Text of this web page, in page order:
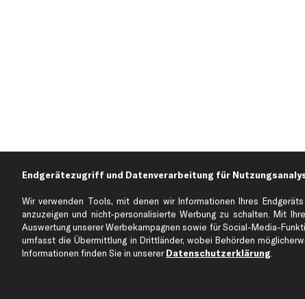
Über kfzteile24
Über uns
Kundenservice
Zahlung
Endgerätezugriff und Datenverarbeitung für
Wir verwenden Tools, mit denen wir Informationen Ihres
anzuzeigen und nicht-personalisierte Werbung zu schalten. Mit
Auswertung unserer Werbekampagnen sowie für Social-Media-
umfasst die Übermittlung in Drittländer, wobei Behörden
Informationen finden Sie in unsererDatenschutzerklärung